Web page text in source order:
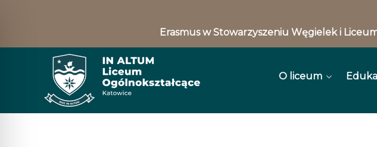
Erasmus w Stowarzyszeniu Węgielek i
O liceum